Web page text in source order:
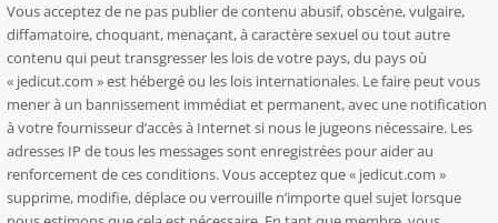
Vous acceptez de ne pas publier de contenu abusif, obscène, vulgaire,
diffamatoire, choquant, menaçant, à caractère sexuel ou tout autre
contenu qui peut transgresser les lois de votre pays, du pays où
« jedicut.com » est hébergé ou les lois internationales. Le faire peut vous
mener à un bannissement immédiat et permanent, avec une notification
à votre fournisseur d’accès à Internet si nous le jugeons nécessaire. Les
adresses IP de tous les messages sont enregistrées pour aider au
renforcement de ces conditions. Vous acceptez que « jedicut.com »
supprime, modifie, déplace ou verrouille n’importe quel sujet lorsque